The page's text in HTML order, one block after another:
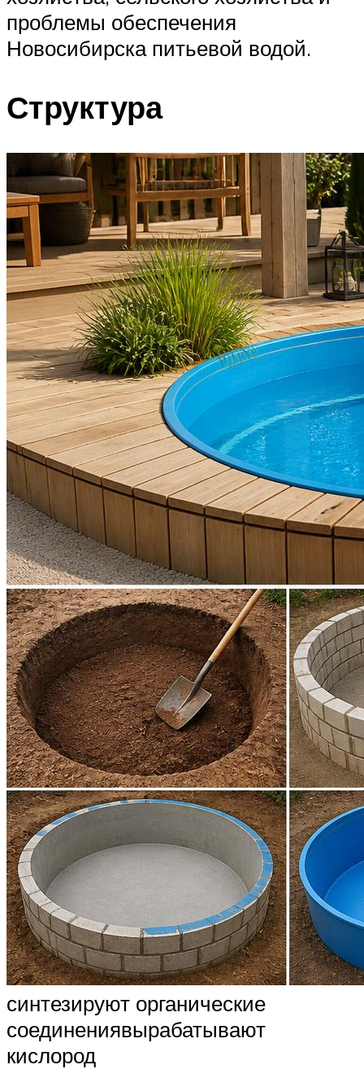
проблемы обеспечения
Новосибирска питьевой водой.
Структура
синтезируют органические
соединениявырабатывают
кислород